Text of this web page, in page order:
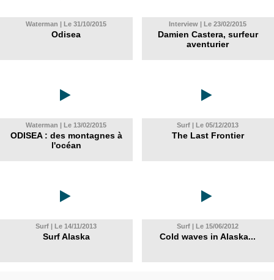
Waterman | Le 31/10/2015
Odisea
Interview | Le 23/02/2015
Damien Castera, surfeur
aventurier
Waterman | Le 13/02/2015
ODISEA : des montagnes à
l'océan
Surf | Le 05/12/2013
The Last Frontier
Surf | Le 14/11/2013
Surf Alaska
Surf | Le 15/06/2012
Cold waves in Alaska...